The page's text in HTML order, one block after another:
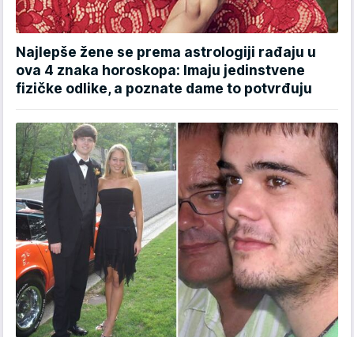
Najlepše žene se prema astrologiji rađaju u
ova 4 znaka horoskopa: Imaju jedinstvene
fizičke odlike, a poznate dame to potvrđuju